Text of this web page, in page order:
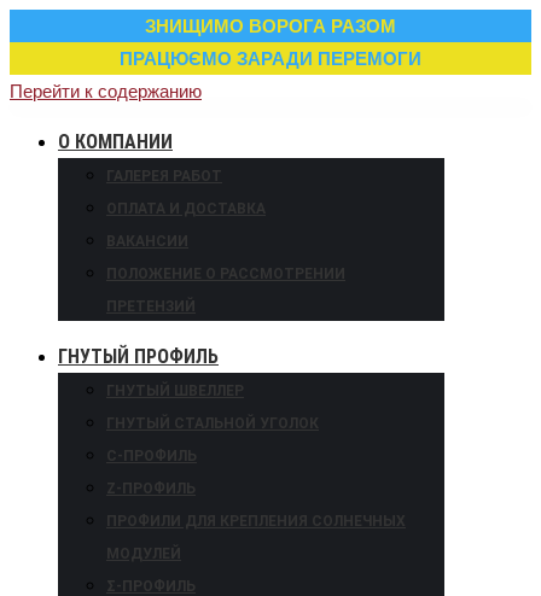
ЗНИЩИМО ВОРОГА РАЗОМ
ПРАЦЮЄМО ЗАРАДИ ПЕРЕМОГИ
Перейти к содержанию
О КОМПАНИИ
ГАЛЕРЕЯ РАБОТ
ОПЛАТА И ДОСТАВКА
ВАКАНСИИ
ПОЛОЖЕНИЕ О РАССМОТРЕНИИ
ПРЕТЕНЗИЙ
ГНУТЫЙ ПРОФИЛЬ
ГНУТЫЙ ШВЕЛЛЕР
ГНУТЫЙ СТАЛЬНОЙ УГОЛОК
С-ПРОФИЛЬ
Z-ПРОФИЛЬ
ПРОФИЛИ ДЛЯ КРЕПЛЕНИЯ СОЛНЕЧНЫХ
МОДУЛЕЙ
Σ-ПРОФИЛЬ